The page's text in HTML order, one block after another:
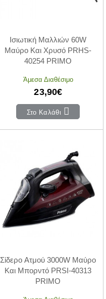
Ισιωτική Μαλλιών 60W
Μαύρο Και Χρυσό PRHS-
40254 PRIMO
Άμεσα Διαθέσιμο
23,90€
Στο Καλάθι
Σίδερο Ατμού 3000W Μαύρο
Και Μπορντό PRSI-40313
PRIMO